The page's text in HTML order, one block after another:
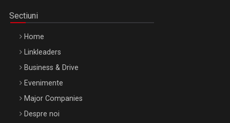
Be Inspired. Make it Happen!, ARTEMIS LETO, ORADEA, 8
Sectiuni
Home
Linkleaders
Business & Drive
Evenimente
Major Companies
Despre noi